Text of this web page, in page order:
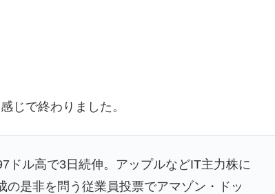
じで終わりました。
ドル高で3日続伸。アップルなどIT主力株に
是非を問う従業員投票でアマゾン・ドッ